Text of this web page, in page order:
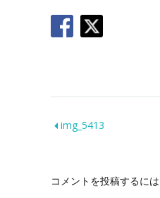
img_5413
コメントを投稿するには